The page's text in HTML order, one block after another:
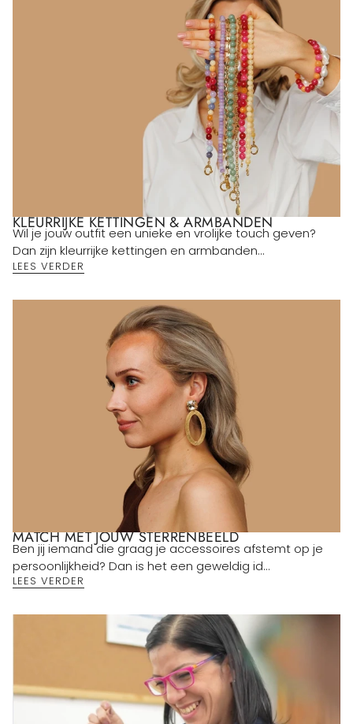
KLEURRIJKE KETTINGEN & ARMBANDEN
Wil je jouw outfit een unieke en vrolijke touch geven?
Dan zijn kleurrijke kettingen en armbanden...
LEES VERDER
MATCH MET JOUW STERRENBEELD
Ben jij iemand die graag je accessoires afstemt op je
persoonlijkheid? Dan is het een geweldig id...
LEES VERDER